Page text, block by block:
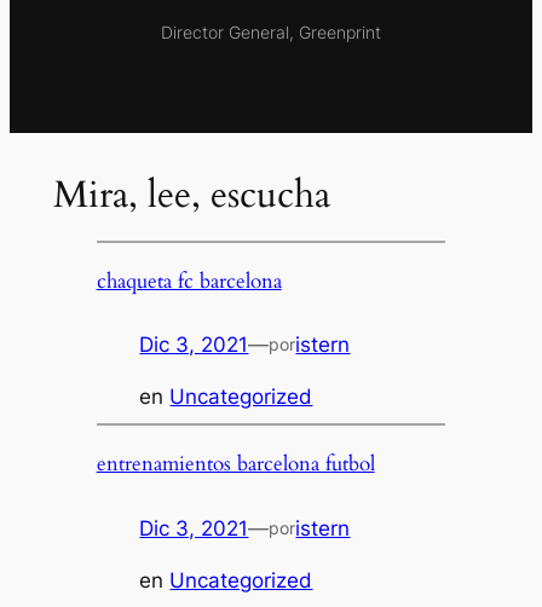
Director General, Greenprint
Mira, lee, escucha
chaqueta fc barcelona
Dic 3, 2021—poristern
en Uncategorized
entrenamientos barcelona futbol
Dic 3, 2021—poristern
en Uncategorized